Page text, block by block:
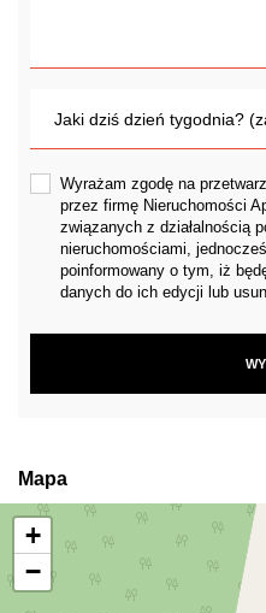
Wyrażam zgodę na
przez firmę Nieruchomości
związanych z działalnością
nieruchomościami,
poinformowany o tym, iż
danych do ich edycji lub
Mapa
+
−